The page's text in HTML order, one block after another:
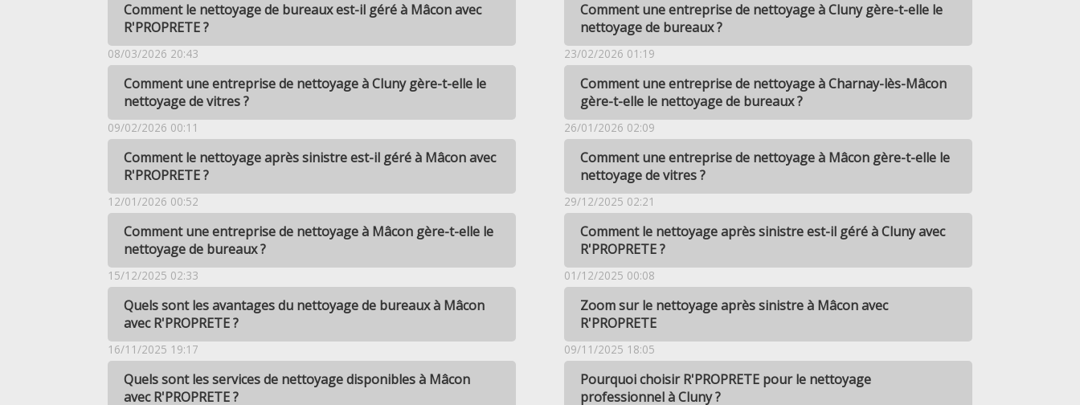
Comment le nettoyage de bureaux est-il géré à Mâcon avec
R'PROPRETE ?
Comment une entreprise de nettoyage à Cluny gère-t-elle le
nettoyage de bureaux ?
08/03/2026 20:43
Comment une entreprise de nettoyage à Cluny gère-t-elle le
nettoyage de vitres ?
23/02/2026 01:19
Comment une entreprise de nettoyage à Charnay-lès-Mâcon
gère-t-elle le nettoyage de bureaux ?
09/02/2026 00:11
Comment le nettoyage après sinistre est-il géré à Mâcon avec
R'PROPRETE ?
26/01/2026 02:09
Comment une entreprise de nettoyage à Mâcon gère-t-elle le
nettoyage de vitres ?
12/01/2026 00:52
Comment une entreprise de nettoyage à Mâcon gère-t-elle le
nettoyage de bureaux ?
29/12/2025 02:21
Comment le nettoyage après sinistre est-il géré à Cluny avec
R'PROPRETE ?
15/12/2025 02:33
Quels sont les avantages du nettoyage de bureaux à Mâcon
avec R'PROPRETE ?
01/12/2025 00:08
Zoom sur le nettoyage après sinistre à Mâcon avec
R'PROPRETE
16/11/2025 19:17
Quels sont les services de nettoyage disponibles à Mâcon
avec R'PROPRETE ?
09/11/2025 18:05
Pourquoi choisir R'PROPRETE pour le nettoyage
professionnel à Cluny ?